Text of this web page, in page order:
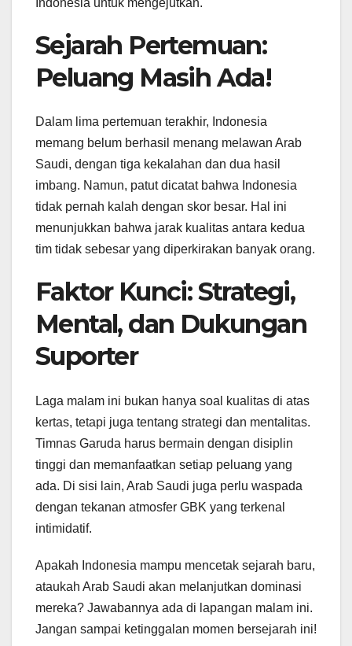
Indonesia untuk mengejutkan.
Sejarah Pertemuan:
Peluang Masih Ada!
Dalam lima pertemuan terakhir, Indonesia
memang belum berhasil menang melawan Arab
Saudi, dengan tiga kekalahan dan dua hasil
imbang. Namun, patut dicatat bahwa Indonesia
tidak pernah kalah dengan skor besar. Hal ini
menunjukkan bahwa jarak kualitas antara kedua
tim tidak sebesar yang diperkirakan banyak orang.
Faktor Kunci: Strategi,
Mental, dan Dukungan
Suporter
Laga malam ini bukan hanya soal kualitas di atas
kertas, tetapi juga tentang strategi dan mentalitas.
Timnas Garuda harus bermain dengan disiplin
tinggi dan memanfaatkan setiap peluang yang
ada. Di sisi lain, Arab Saudi juga perlu waspada
dengan tekanan atmosfer GBK yang terkenal
intimidatif.
Apakah Indonesia mampu mencetak sejarah baru,
ataukah Arab Saudi akan melanjutkan dominasi
mereka? Jawabannya ada di lapangan malam ini.
Jangan sampai ketinggalan momen bersejarah ini!